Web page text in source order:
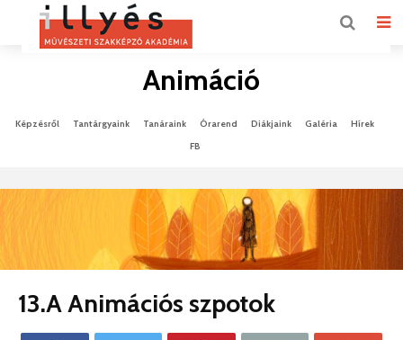
Animáció
Képzésről Tantárgyaink Tanáraink Órarend Diákjaink Galéria
Hírek
FB
13.A Animációs szpotok